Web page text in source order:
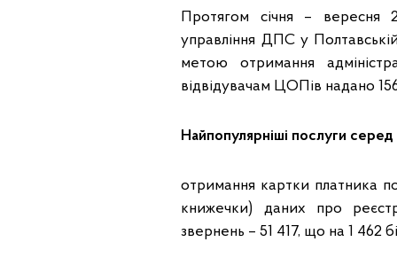
Протягом січня – вересня
управління ДПС у
метою отримання
відвідувачам ЦОПів надано
Найпопулярніші послуги серед
отримання картки платника
книжечки) даних про
звернень – 51 417, що на 1 462